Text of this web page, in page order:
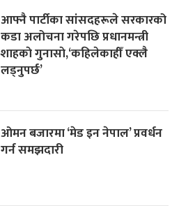
आफ्नै पार्टीका सांसदहरूले सरकारको
कडा अलोचना गरेपछि प्रधानमन्त्री
शाहकाे गुनासाे,‘कहिलेकाहीँ एक्लै
लड्नुपर्छ’
ओमन बजारमा ‘मेड इन नेपाल’ प्रवर्धन
गर्न समझदारी